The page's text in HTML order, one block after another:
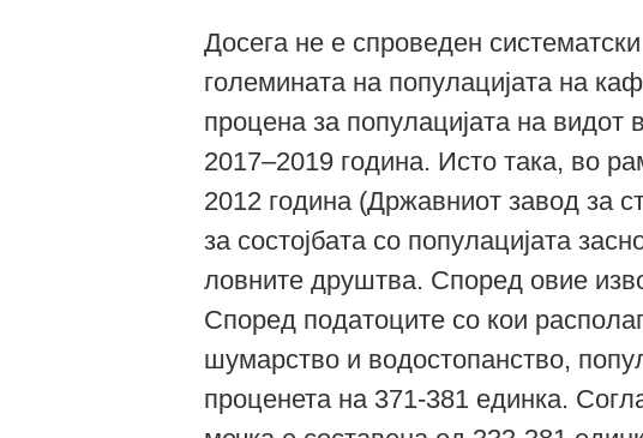
Досега не е спроведен
големината на популацијата на
процена за популацијата на видот
2017–2019 година. Исто така, во
2012 година (Државниот завод за
за состојбата со популацијата
ловните друштва. Според овие
Според податоците со кои
шумарство и водостопанство,
проценета на 371-381 единка.